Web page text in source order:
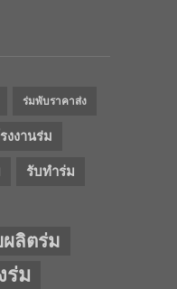
ร่มพับราคาส่ง
งงานร่ม
รับทำร่ม
ผลิตร่ม
ร่ม